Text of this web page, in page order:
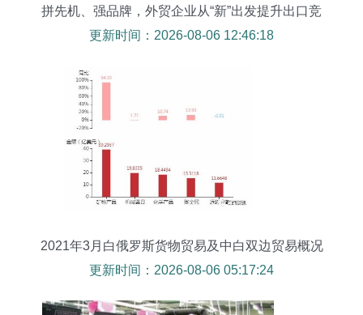
拼先机、强品牌，外贸企业从“新”出发提升出口竞
争力
更新时间：2026-08-06 12:46:18
2021年3月白俄罗斯货物贸易及中白双边贸易概况
更新时间：2026-08-06 05:17:24